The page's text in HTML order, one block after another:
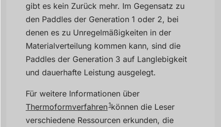
gibt es kein Zurück mehr. Im Gegensatz zu
den Paddles der Generation 1 oder 2, bei
denen es zu Unregelmäßigkeiten in der
Materialverteilung kommen kann, sind die
Paddles der Generation 3 auf Langlebigkeit
und dauerhafte Leistung ausgelegt.
Für weitere Informationen über
Thermoformverfahren1können die Leser
verschiedene Ressourcen erkunden, die